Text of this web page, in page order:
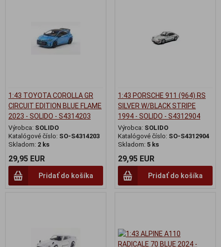
1:43 TOYOTA COROLLA GR
CIRCUIT EDITION BLUE FLAME
2023 - SOLIDO - S4314203
Výrobca: SOLIDO
Katalógové číslo: SO-S4314203
Skladom: 2 ks
29,95 EUR
Pridať do košíka
1:43 PORSCHE 911 (964) RS
SILVER W/BLACK STRIPE
1994 - SOLIDO - S4312904
Výrobca: SOLIDO
Katalógové číslo: SO-S4312904
Skladom: 5 ks
29,95 EUR
Pridať do košíka